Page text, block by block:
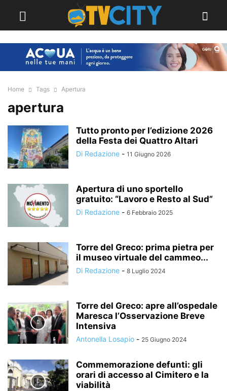
Home Tags Apertura
apertura
Tutto pronto per l’edizione 2026
della Festa dei Quattro Altari
Di Redazione - 11 Giugno 2026
Apertura di uno sportello
gratuito: “Lavoro e Resto al Sud”
Di Redazione - 6 Febbraio 2025
Torre del Greco: prima pietra per
il museo virtuale del cammeo...
Di Redazione - 8 Luglio 2024
Torre del Greco: apre all’ospedale
Maresca l’Osservazione Breve
Intensiva
Antonella Losapio - 25 Giugno 2024
Commemorazione defunti: gli
orari di accesso al Cimitero e la
viabilità